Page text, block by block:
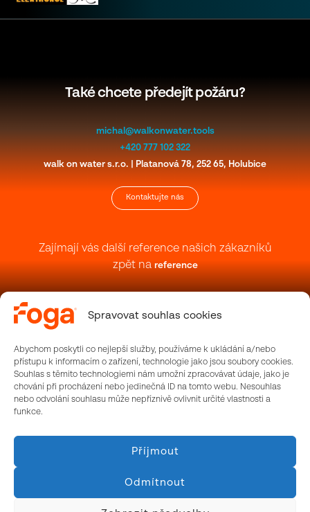
Spravovat souhlas cookies
Abychom poskytli co nejlepší služby, používáme k ukládání a/nebo
přístupu k informacím o zařízení, technologie jako jsou soubory cookies.
Souhlas s těmito technologiemi nám umožní zpracovávat údaje, jako je
chování při procházení nebo jedinečná ID na tomto webu. Nesouhlas
nebo odvolání souhlasu může nepříznivě ovlivnit určité vlastnosti a
funkce.
Příjmout
Odmítnout
Také chcete předejít požáru?
michal@walkonwater.tools
+420 777 102 322
walk on water s.r.o. | Platanová 78, 252 65, Holubice
Kontaktujte nás
Zajímají vás další reference našich zákazníků
zpět nareference
Walk on Water s.r.o.,
Platanová 78, 252 65 Holubice
+420 778 408 748